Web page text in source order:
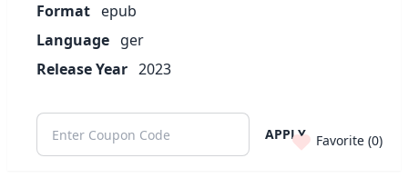
Format epub
Language ger
Release Year 2023
APPLY Favorite (0)